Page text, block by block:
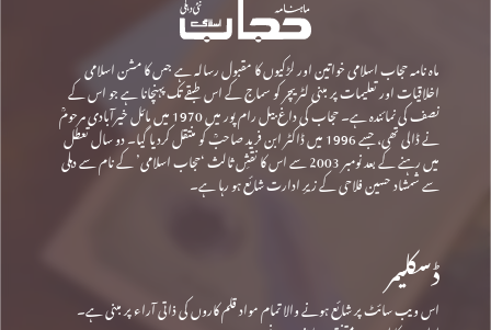
ماہ نامہ حجاب اسلامی خواتین اور لڑکیوں کا مقبول رسالہ ہے جس کا مشن اسلامی
اخلاقیات اور تعلیمات پر مبنی لٹریچر کو سماج کے اس طبقے تک پہنچانا ہے جو اس کے
نصف کی نمائندہ ہے۔ حجاب کی داغ بیل رام پور میں 1970 میں مائل خیرآبادی مرحومؒ
نے ڈالی تھی، جسے 1996 میں ڈاکٹر ابن فرید صاحبؒ کو منتقل کردیا گیا۔ دو سال تعطل
میں رہنے کے بعد نومبر 2003 سے اس کا نقشِ ثالث ‘حجاب اسلامی’ کے نام سے دہلی
سے شمشاد حسین فلاحی کے زیرِ ادارت شائع ہو رہا ہے۔
ڈسکلیمر
اس ویب سائٹ پر شائع ہونے والا تمام مواد قلم کاروں کی ذاتی آراء پر مبنی ہے۔